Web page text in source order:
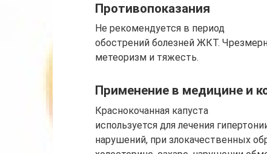
Противопоказания
Не рекомендуется в период
обострений болезней ЖКТ.
метеоризм и тяжесть.
Применение в медицине и
Краснокочанная капуста
используется для лечения
нарушений, при злокачественных